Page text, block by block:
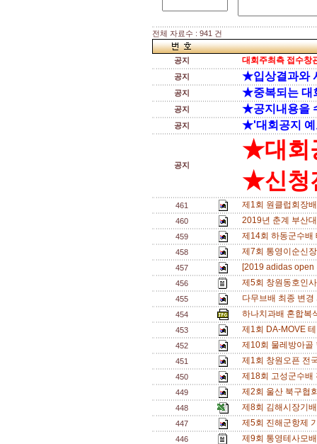
전체 자료수 : 941 건
공지 대회주최측 접수창
공지 ★입상결과와
공지 ★중복되는 대
공지 ★공지내용을
공지 ★'대회공지 예
공지
★대회
★신청
461 제1회 원클럽회장
460 2019년 춘계 부산
459 제14회 하동군수
458 제7회 통영이순신
457 [2019 adidas
456 제5회 창원동호인
455 다무브배 최종 변
454 하나치과배 혼합복
453 제1회 DA-MOVE
452 제10회 물레방아
451 제1회 창원오픈 전
450 제18회 고성군수
449 제2회 울산 북구협
448 제8회 김해시장기
447 제5회 진해군항제
446 제9회 통영테사모